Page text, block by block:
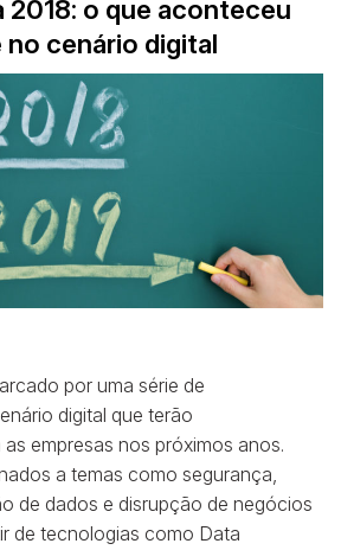
o que aconteceu
cenário digital
por uma série de
digital que terão
empresas nos próximos anos.
a temas como segurança,
de dados e disrupção de negócios
de tecnologias como Data